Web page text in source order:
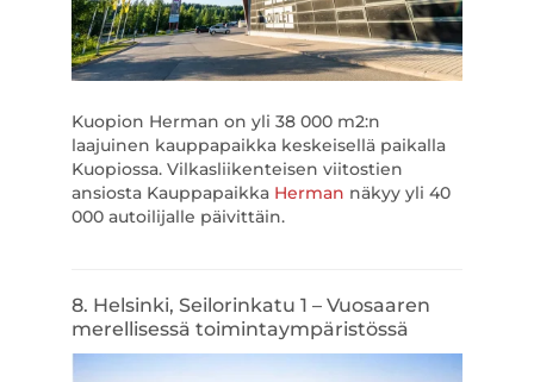
Kuopion Herman on yli 38 000 m2:n
laajuinen kauppapaikka keskeisellä paikalla
Kuopiossa. Vilkasliikenteisen viitostien
ansiosta Kauppapaikka Herman näkyy yli 40
000 autoilijalle päivittäin.
8. Helsinki, Seilorinkatu 1 – Vuosaaren
merellisessä toimintaympäristössä